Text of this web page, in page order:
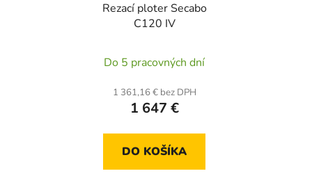
Rezací ploter Secabo
C120 IV
Do 5 pracovných dní
1 361,16 € bez DPH
1 647 €
DO KOŠÍKA